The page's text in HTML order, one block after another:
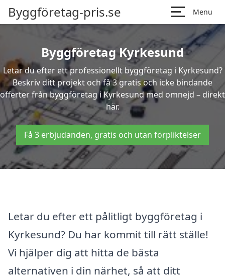
Byggföretag-pris.se Menu
Byggföretag Kyrkesund
Letar du efter ett professionellt byggföretag i Kyrkesund?
Beskriv ditt projekt och få 3 gratis och icke bindande
offerter från byggföretag i Kyrkesund med omnejd – direkt
här.
Få 3 erbjudanden, gratis och utan förpliktelser
Letar du efter ett pålitligt byggföretag i
Kyrkesund? Du har kommit till rätt ställe!
Vi hjälper dig att hitta de bästa
alternativen i din närhet, så att ditt